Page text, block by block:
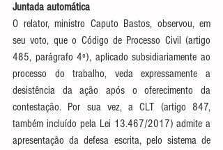
Juntada automática
O relator, ministro Caputo Bastos, observou, em
seu voto, que o Código de Processo Civil (artigo
485, parágrafo 4º), aplicado subsidiariamente ao
processo do trabalho, veda expressamente a
desistência da ação após o oferecimento da
contestação. Por sua vez, a CLT (artigo 847,
também incluído pela Lei 13.467/2017) admite a
apresentação da defesa escrita, pelo sistema de